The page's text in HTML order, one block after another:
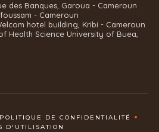
des Banques, Garoua - Cameroun
- Cameroun
hotel building, Kribi - Cameroun
Health Science University of Buea,
POLITIQUE DE CONFIDENTIALITÉ
D'UTILISATION